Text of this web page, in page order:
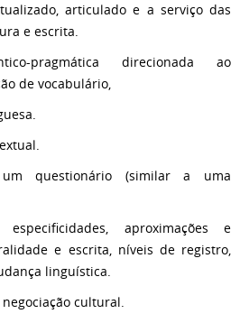
articulado e a serviço das
e escrita.
pragmática direcionada ao
de vocabulário,
questionário (similar a uma
aproximações e
e escrita, níveis de registro,
linguística.
cultural.